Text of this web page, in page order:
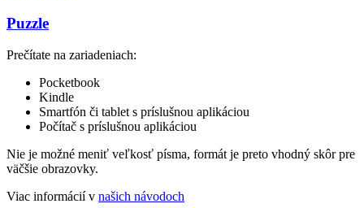
Puzzle
Prečítate na zariadeniach:
Pocketbook
Kindle
Smartfón či tablet s príslušnou aplikáciou
Počítač s príslušnou aplikáciou
Nie je možné meniť veľkosť písma, formát je preto vhodný skôr pre
väčšie obrazovky.
Viac informácií v našich návodoch